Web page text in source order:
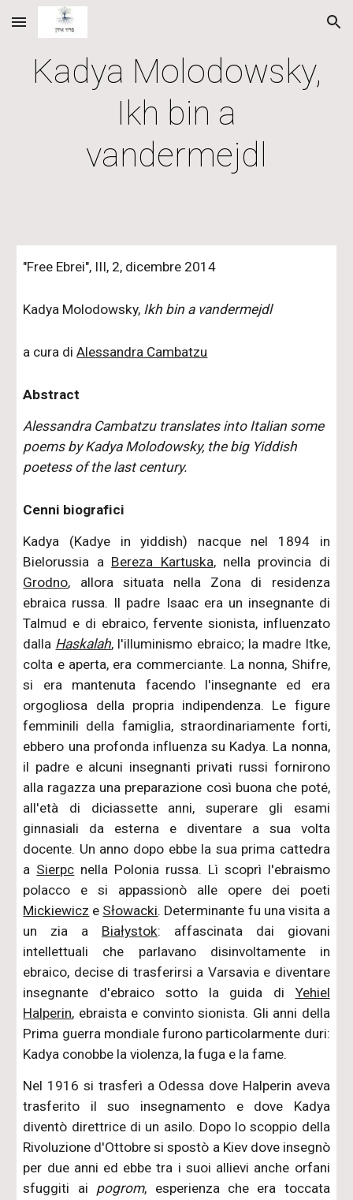
Skip to main content Skip to navigation
Kadya Molodowsky,
Ikh bin a
vandermejdl
"Free Ebrei", III, 2, dicembre 2014
Kadya Molodowsky, Ikh bin a vandermejdl
a cura diAlessandra Cambatzu
Abstract
Alessandra Cambatzu translates into Italian some
poems by Kadya Molodowsky, the big Yiddish
poetess of the last century.
Cenni biografici
Kadya (Kadye in yiddish) nacque nel 1894 in
Bielorussia a Bereza Kartuska, nella provincia di
Grodno, allora situata nella Zona di residenza
ebraica russa. Il padre Isaac era un insegnante di
Talmud e di ebraico, fervente sionista, influenzato
dalla Haskalah, l'illuminismo ebraico; la madre Itke,
colta e aperta, era commerciante. La nonna, Shifre,
si era mantenuta facendo l'insegnante ed era
orgogliosa della propria indipendenza. Le figure
femminili della famiglia, straordinariamente forti,
ebbero una profonda influenza su Kadya. La nonna,
il padre e alcuni insegnanti privati russi fornirono
alla ragazza una preparazione così buona che poté,
all'età di diciassette anni, superare gli esami
ginnasiali da esterna e diventare a sua volta
docente. Un anno dopo ebbe la sua prima cattedra
a Sierpc nella Polonia russa. Lì scoprì l'ebraismo
polacco e si appassionò alle opere dei poeti
Mickiewicz e Słowacki. Determinante fu una visita a
un zia a Białystok: affascinata dai giovani
intellettuali che parlavano disinvoltamente in
ebraico, decise di trasferirsi a Varsavia e diventare
insegnante d'ebraico sotto la guida di Yehiel
Halperin, ebraista e convinto sionista. Gli anni della
Prima guerra mondiale furono particolarmente duri:
Kadya conobbe la violenza, la fuga e la fame.
Nel 1916 si trasferì a Odessa dove Halperin aveva
trasferito il suo insegnamento e dove Kadya
diventò direttrice di un asilo. Dopo lo scoppio della
Rivoluzione d'Ottobre si spostò a Kiev dove insegnò
per due anni ed ebbe tra i suoi allievi anche orfani
sfuggiti ai pogrom, esperienza che era toccata